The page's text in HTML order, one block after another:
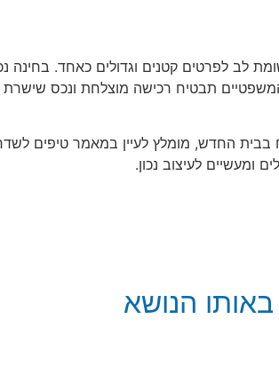
לב לפרטים קטנים וגדולים כאחד. בחינה
תבטיח רכישה מוצלחת ונכס
החדש, מומלץ לעיין במאמר טיפים
ומעשיים לעיצוב נכון.
הנושא